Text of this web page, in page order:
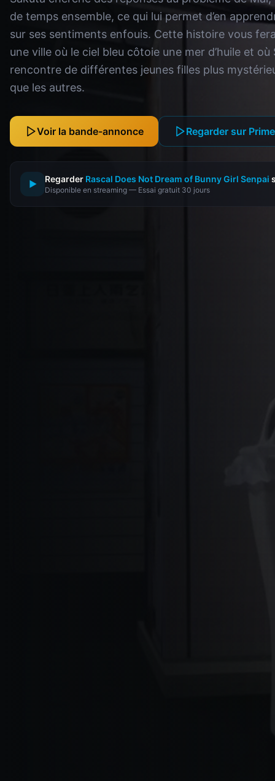
de temps ensemble, ce qui lui permet d’en
sur ses sentiments enfouis. Cette histoire vous
une ville où le ciel bleu côtoie une mer d’huile et où
rencontre de différentes jeunes filles plus
que les autres.
Voir la bande-annonce Regarder sur
▶ Regarder Rascal Does Not Dream of Bunny Girl Senpai
Disponible en streaming — Essai gratuit 30 jours